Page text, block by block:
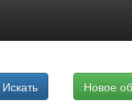
Искать Новое